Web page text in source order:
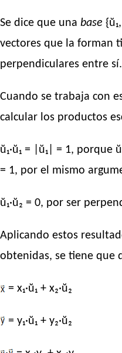
Se dice que una base
vectores que la forman
perpendiculares entre sí.
Cuando se trabaja con
calcular los productos
ŭ₁·ŭ₁ = |ŭ₁| = 1, porque
= 1, por el mismo
ŭ₁·ŭ₂ = 0, por ser
Aplicando estos
obtenidas, se tiene que
= x₁·ŭ₁ + x₂·ŭ₂
= y₁·ŭ₁ + y₂·ŭ₂